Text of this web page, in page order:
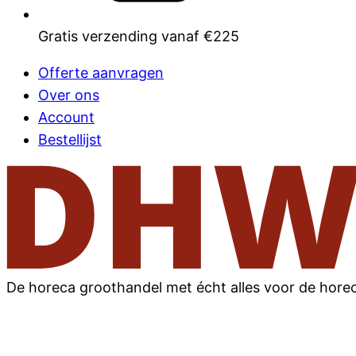
Gratis verzending vanaf €225
Offerte aanvragen
Over ons
Account
Bestellijst
De horeca groothandel met écht alles voor de